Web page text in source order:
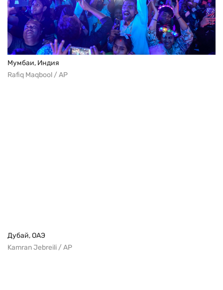
Мумбаи, Индия
Rafiq Maqbool / AP
Дубай, ОАЭ
Kamran Jebreili / AP